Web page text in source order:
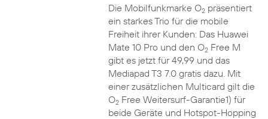
Die Mobilfunkmarke O2präsentiert
ein starkes Trio für die mobile
Freiheit ihrer Kunden: Das Huawei
Mate 10 Pro und den O2Free M
gibt es jetzt für 49,99 und das
Mediapad T3 7.0 gratis dazu. Mit
einer zusätzlichen Multicard gilt die
O2Free Weitersurf-Garantie1) für
beide Geräte und Hotspot-Hopping